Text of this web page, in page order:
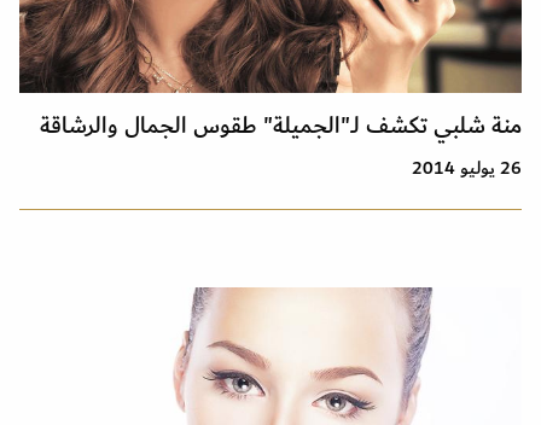
منة شلبي تكشف لـ"الجميلة" طقوس الجمال والرشاقة
26 يوليو 2014